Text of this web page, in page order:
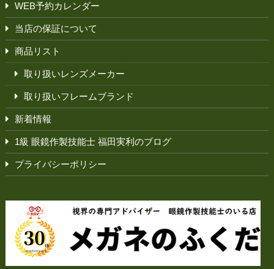
WEB予約カレンダー
当店の保証について
商品リスト
取り扱いレンズメーカー
取り扱いフレームブランド
新着情報
1級 眼鏡作製技能士 福田実利のブログ
プライバシーポリシー